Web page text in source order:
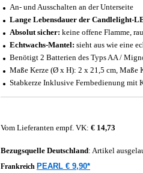
An- und Ausschalten an der Unterseite
Lange Lebensdauer der Candlelight-
Absolut sicher: keine offene Flamme,
Echtwachs-Mantel: sieht aus wie eine
Benötigt 2 Batterien des Typs AA /
Maße Kerze (Ø x H): 2 x 21,5 cm, Maße
Stabkerze Inklusive Fernbedienung mit
Vom Lieferanten empf. VK: € 14,73
Bezugsquelle Deutschland: Artikel
Frankreich PEARL € 9,90*